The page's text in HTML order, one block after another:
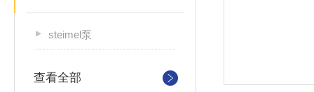
steimel泵
查看全部